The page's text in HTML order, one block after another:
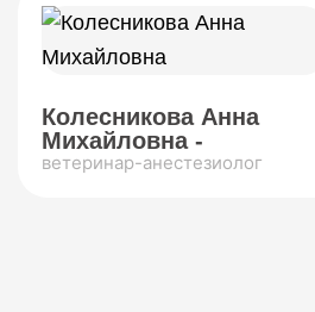
Колесникова Анна
Михайловна -
ветеринар-анестезиолог